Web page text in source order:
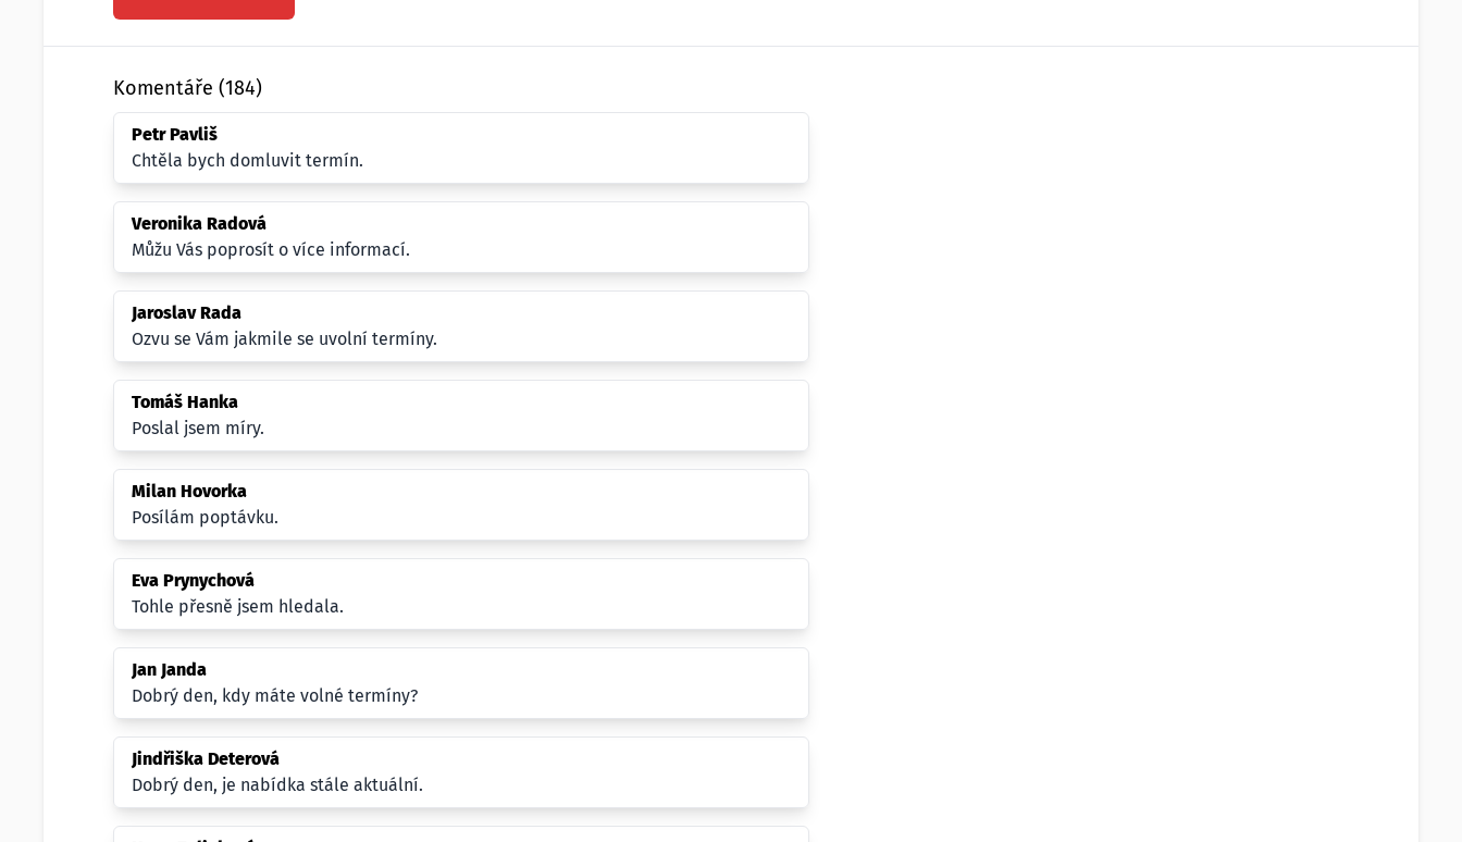
Komentáře (184)
Petr Pavliš
Chtěla bych domluvit termín.
Veronika Radová
Můžu Vás poprosít o více informací.
Jaroslav Rada
Ozvu se Vám jakmile se uvolní termíny.
Tomáš Hanka
Poslal jsem míry.
Milan Hovorka
Posílám poptávku.
Eva Prynychová
Tohle přesně jsem hledala.
Jan Janda
Dobrý den, kdy máte volné termíny?
Jindřiška Deterová
Dobrý den, je nabídka stále aktuální.